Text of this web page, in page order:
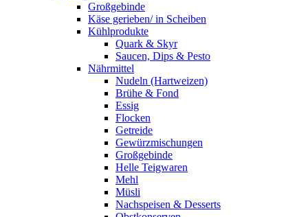
Großgebinde
Käse gerieben/ in Scheiben
Kühlprodukte
Quark & Skyr
Saucen, Dips & Pesto
Nährmittel
Nudeln (Hartweizen)
Brühe & Fond
Essig
Flocken
Getreide
Gewürzmischungen
Großgebinde
Helle Teigwaren
Mehl
Müsli
Nachspeisen & Desserts